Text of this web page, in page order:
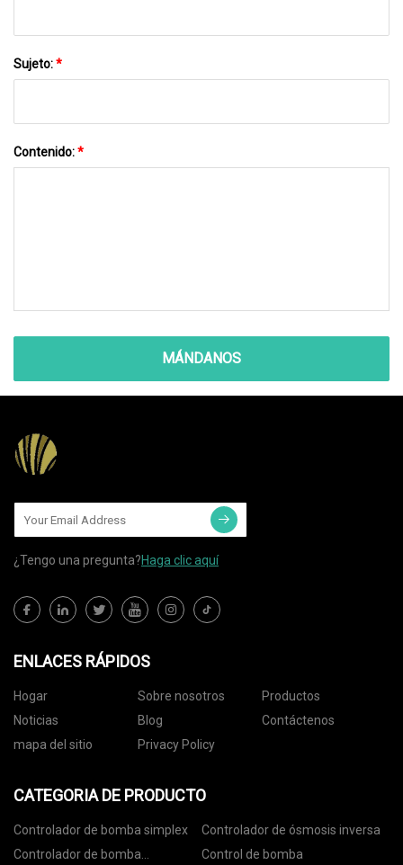
Sujeto:*
Contenido:*
MÁNDANOS
¿Tengo una pregunta?Haga clic aquí
ENLACES RÁPIDOS
Hogar Sobre nosotros
Productos
Noticias
Blog
Contáctenos
mapa del sitio
Privacy Policy
CATEGORIA DE PRODUCTO
Controlador de bomba simplex
Controlador de ósmosis inversa
Controlador de bomba
Control de bomba